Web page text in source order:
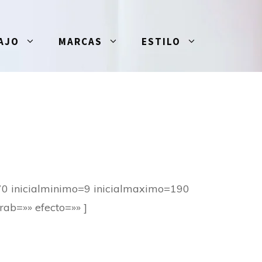
MARCAS ESTILO
inicialminimo=9 inicialmaximo=190
efecto=»» ]